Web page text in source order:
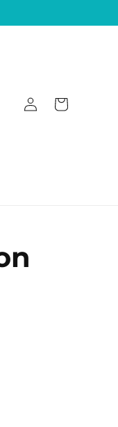
Einloggen
Warenkorb